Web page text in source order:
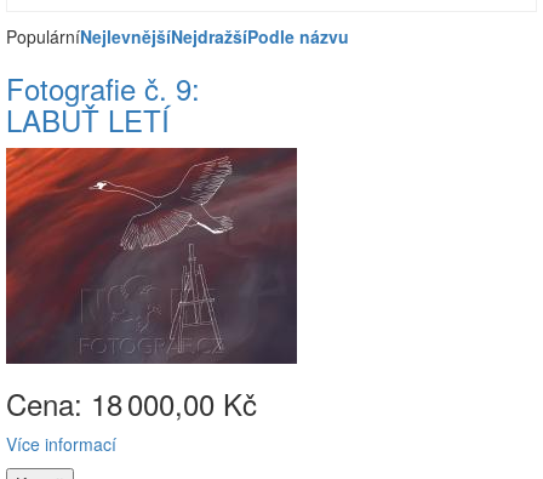
PopulárníNejlevnějšíNejdražšíPodle názvu
Fotografie č. 9:
LABUŤ LETÍ
Cena: 18000,00 Kč
Více informací